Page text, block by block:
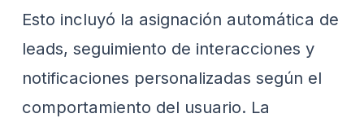
Esto incluyó la asignación automática de
leads, seguimiento de interacciones y
notificaciones personalizadas según el
comportamiento del usuario. La